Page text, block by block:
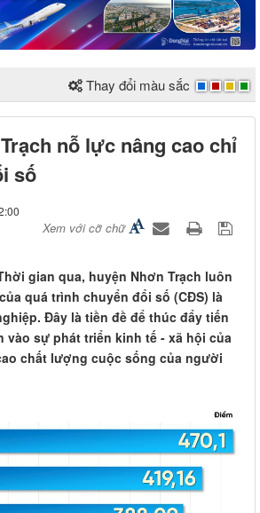
Thay đổi màu sắc
nỗ lực nâng cao chỉ
số
Xem với cỡ chữ
gian qua, huyện Nhơn Trạch luôn
quá trình chuyển đổi số (CĐS) là
Đây là tiền đề để thúc đẩy tiến
vào sự phát triển kinh tế - xã hội của
chất lượng cuộc sống của người